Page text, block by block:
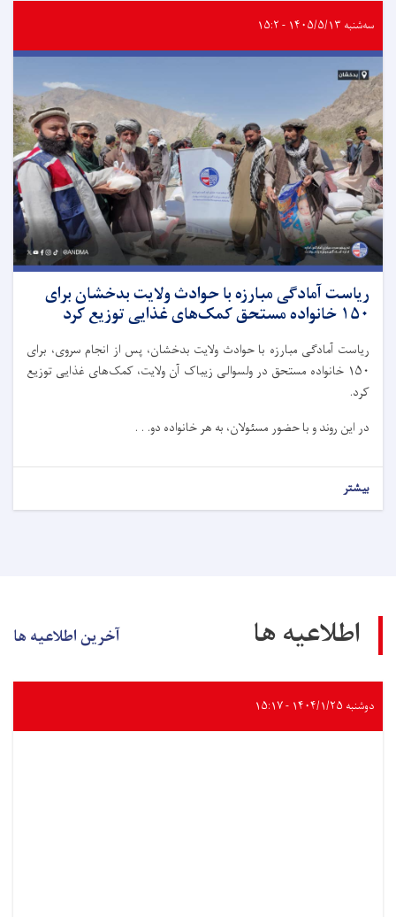
سه‌شنبه ۱۴۰۵/۵/۱۳ - ۱۵:۲
ریاست آمادگی مبارزه با حوادث ولایت بدخشان برای
۱۵۰ خانواده مستحق کمک‌های غذایی توزیع کرد
ریاست آمادگی مبارزه با حوادث ولایت بدخشان، پس از انجام سروی، برای
۱۵۰ خانواده مستحق در ولسوالی زیباک آن ولایت، کمک‌های غذایی توزیع
کرد.
در این روند و با حضور مسئولان، به هر خانواده دو. . .
بیشتر
اطلاعیه ها آخرین اطلاعیه ها
دوشنبه ۱۴۰۴/۱/۲۵ - ۱۵:۱۷